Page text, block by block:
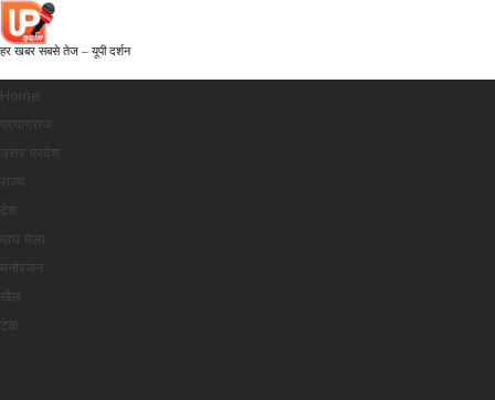
हर खबर सबसे तेज – यूपी दर्शन
Home
प्रयागराज
उत्तर प्रदेश
राज्य
देश
माघ मेला
मनोरंजन
खेल
टेक